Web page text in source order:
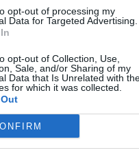
opt-out of processing my
Data for Targeted Advertising.
opt-out of Collection, Use,
Sale, and/or Sharing of my
Data that Is Unrelated with
for which it was collected.
Suomi-Hollanti näkyy
Jalkapallon U21 EM-kisat